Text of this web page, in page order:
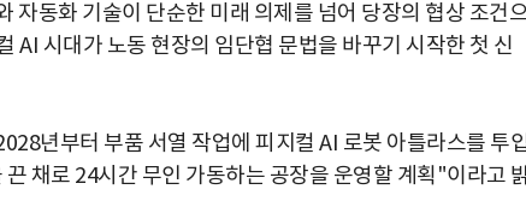
자동화 기술이 단순한 미래 의제를 넘어 당장의 협상 조건
AI 시대가 노동 현장의 임단협 문법을 바꾸기 시작한 첫 신
년부터 부품 서열 작업에 피지컬 AI 로봇 아틀라스를 투
채로 24시간 무인 가동하는 공장을 운영할 계획"이라고